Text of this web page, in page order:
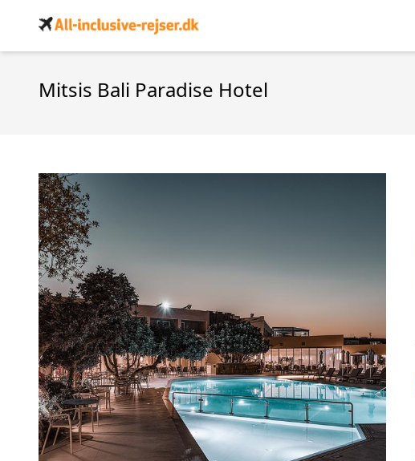
Mitsis Bali Paradise Hotel